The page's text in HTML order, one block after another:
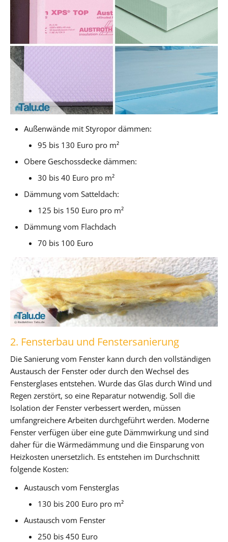
Außenwände mit Styropor dämmen:
95 bis 130 Euro pro m²
Obere Geschossdecke dämmen:
30 bis 40 Euro pro m²
Dämmung vom Satteldach:
125 bis 150 Euro pro m²
Dämmung vom Flachdach
70 bis 100 Euro
2. Fensterbau und Fenstersanierung
Die Sanierung vom Fenster kann durch den vollständigen
Austausch der Fenster oder durch den Wechsel des
Fensterglases entstehen. Wurde das Glas durch Wind und
Regen zerstört, so eine Reparatur notwendig. Soll die
Isolation der Fenster verbessert werden, müssen
umfangreichere Arbeiten durchgeführt werden. Moderne
Fenster verfügen über eine gute Dämmwirkung und sind
daher für die Wärmedämmung und die Einsparung von
Heizkosten unersetzlich. Es entstehen im Durchschnitt
folgende Kosten:
Austausch vom Fensterglas
130 bis 200 Euro pro m²
Austausch vom Fenster
250 bis 450 Euro